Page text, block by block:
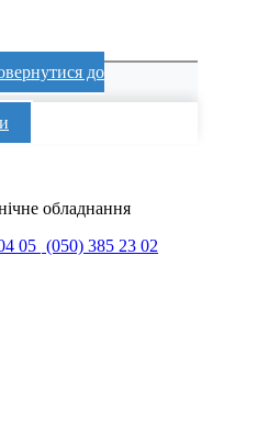
до
обладнання
05 (050) 385 23 02